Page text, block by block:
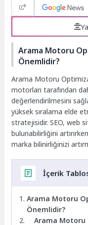
Arama Motoru
Önemlidir?
Arama Motoru
motorları tarafından
değerlendirilmesini
yüksek sıralama elde
stratejisidir. SEO, web
bulunabilirliğini
marka bilinirliğinizi
İçerik
Arama Motoru
Önemlidir?
Arama Motoru